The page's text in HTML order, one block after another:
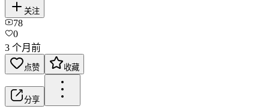
关注
78
0
3 个月前
点赞 收藏
分享